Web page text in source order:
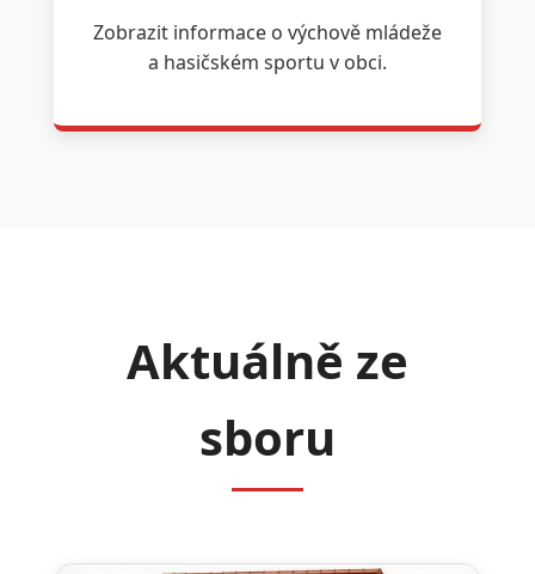
Zobrazit informace o výchově mládeže
a hasičském sportu v obci.
Aktuálně ze
sboru